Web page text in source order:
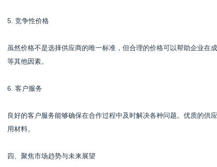
5. 竞争性价格
虽然价格不是选择供应商的唯一标准，但合理的价格可以帮助企业在
等其他因素。
6. 客户服务
良好的客户服务能够确保在合作过程中及时解决各种问题。优质的供
用材料。
四、聚焦市场趋势与未来展望